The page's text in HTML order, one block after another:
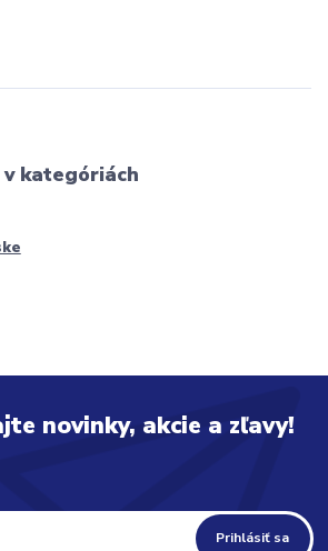
kategóriách
novinky, akcie a zľavy!
Prihlásiť sa